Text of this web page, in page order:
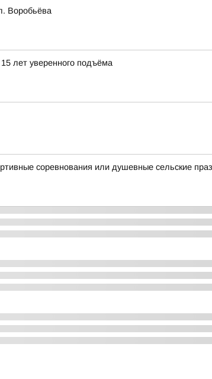
Воробьёва
лет уверенного подъёма
соревнования или душевные сельские